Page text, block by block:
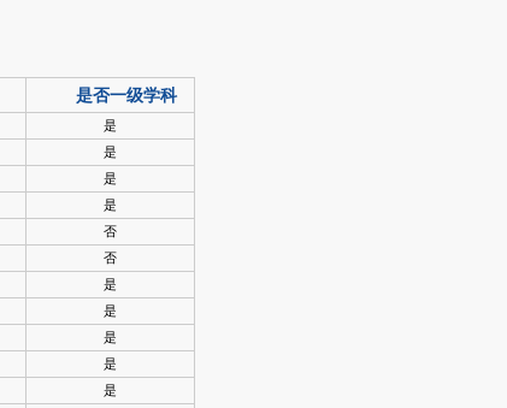
是否一级学科
是
是
是
是
否
否
是
是
是
是
是